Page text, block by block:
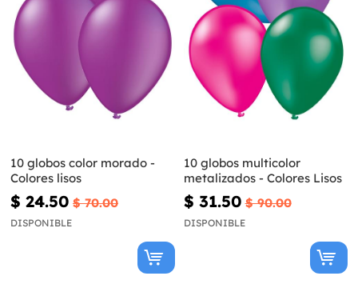
10 globos color morado -
Colores lisos
$ 24.50 $ 70.00
DISPONIBLE
10 globos multicolor
metalizados - Colores Lisos
$ 31.50 $ 90.00
DISPONIBLE